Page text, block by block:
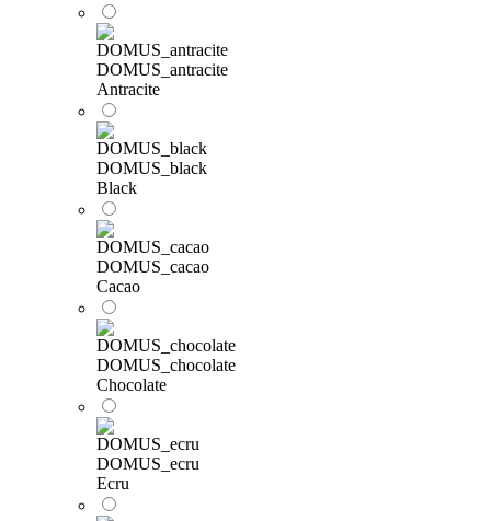
DOMUS_antracite
Antracite
DOMUS_black
Black
DOMUS_cacao
Cacao
DOMUS_chocolate
Chocolate
DOMUS_ecru
Ecru